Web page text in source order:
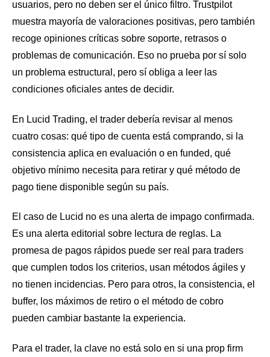
usuarios, pero no deben ser el único filtro. Trustpilot
muestra mayoría de valoraciones positivas, pero también
recoge opiniones críticas sobre soporte, retrasos o
problemas de comunicación. Eso no prueba por sí solo
un problema estructural, pero sí obliga a leer las
condiciones oficiales antes de decidir.
En Lucid Trading, el trader debería revisar al menos
cuatro cosas: qué tipo de cuenta está comprando, si la
consistencia aplica en evaluación o en funded, qué
objetivo mínimo necesita para retirar y qué método de
pago tiene disponible según su país.
El caso de Lucid no es una alerta de impago confirmada.
Es una alerta editorial sobre lectura de reglas. La
promesa de pagos rápidos puede ser real para traders
que cumplen todos los criterios, usan métodos ágiles y
no tienen incidencias. Pero para otros, la consistencia, el
buffer, los máximos de retiro o el método de cobro
pueden cambiar bastante la experiencia.
Para el trader, la clave no está solo en si una prop firm